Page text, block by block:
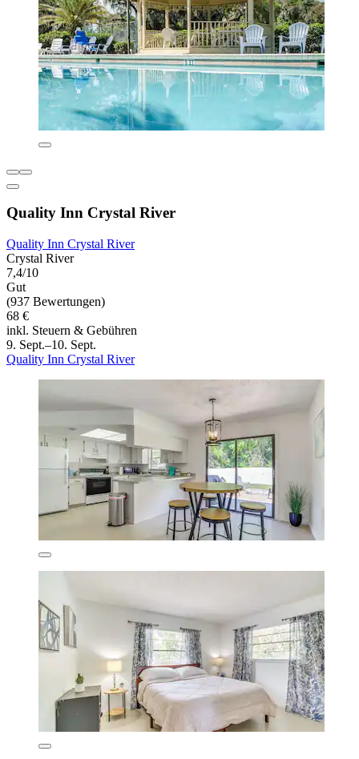
Quality Inn Crystal River
Quality Inn Crystal River
Crystal River
7,4/10
Gut
(937 Bewertungen)
68 €
inkl. Steuern & Gebühren
9. Sept.–10. Sept.
Quality Inn Crystal River